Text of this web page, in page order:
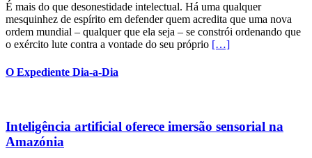
É mais do que desonestidade intelectual. Há uma qualquer
mesquinhez de espírito em defender quem acredita que uma nova
ordem mundial – qualquer que ela seja – se constrói ordenando que
o exército lute contra a vontade do seu próprio […]
O Expediente Dia-a-Dia
Inteligência artificial oferece imersão sensorial na
Amazónia